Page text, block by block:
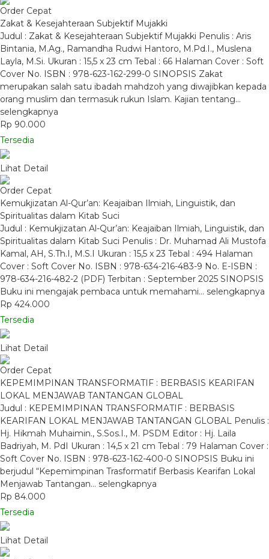
Order Cepat
Zakat & Kesejahteraan Subjektif Mujakki
Judul : Zakat & Kesejahteraan Subjektif Mujakki Penulis : Aris
Bintania, M.Ag., Ramandha Rudwi Hantoro, M.Pd.I., Muslena
Layla, M.Si. Ukuran : 15,5 x 23 cm Tebal : 66 Halaman Cover : Soft
Cover No. ISBN : 978-623-162-299-0 SINOPSIS Zakat
merupakan salah satu ibadah mahdzoh yang diwajibkan kepada
orang muslim dan termasuk rukun Islam. Kajian tentang…
selengkapnya
Rp 90.000
Tersedia
Lihat Detail
Order Cepat
Kemukjizatan Al-Qur’an: Keajaiban Ilmiah, Linguistik, dan
Spiritualitas dalam Kitab Suci
Judul : Kemukjizatan Al-Qur’an: Keajaiban Ilmiah, Linguistik, dan
Spiritualitas dalam Kitab Suci Penulis : Dr. Muhamad Ali Mustofa
Kamal, AH, S.Th.I, M.S.I Ukuran : 15,5 x 23 Tebal : 494 Halaman
Cover : Soft Cover No. ISBN : 978-634-216-483-9 No. E-ISBN :
978-634-216-482-2 (PDF) Terbitan : September 2025 SINOPSIS
Buku ini mengajak pembaca untuk memahami… selengkapnya
Rp 424.000
Tersedia
Lihat Detail
Order Cepat
KEPEMIMPINAN TRANSFORMATIF : BERBASIS KEARIFAN
LOKAL MENJAWAB TANTANGAN GLOBAL
Judul : KEPEMIMPINAN TRANSFORMATIF : BERBASIS
KEARIFAN LOKAL MENJAWAB TANTANGAN GLOBAL Penulis :
Hj. Hikmah Muhaimin., S.Sos.I., M. PSDM Editor : Hj. Laila
Badriyah, M. PdI Ukuran : 14,5 x 21 cm Tebal : 79 Halaman Cover :
Soft Cover No. ISBN : 978-623-162-400-0 SINOPSIS Buku ini
berjudul “Kepemimpinan Trasformatif Berbasis Kearifan Lokal
Menjawab Tantangan… selengkapnya
Rp 84.000
Tersedia
Lihat Detail